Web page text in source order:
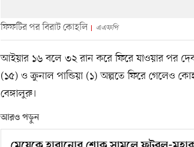
ফিফটির পর বিরাট কোহলি এএফপি
আইয়ার ১৬ বলে ৩২ রান করে ফিরে যাওয়ার পর
(১৫) ও ক্রুনাল পান্ডিয়া (১) অল্পতে ফিরে গেলেও
বেঙ্গালুরু।
আরও পড়ুন